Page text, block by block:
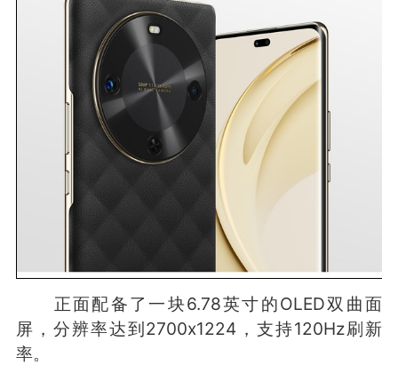
正面配备了一块6.78英寸的OLED双曲面
屏，分辨率达到2700x1224，支持120Hz刷新
率。